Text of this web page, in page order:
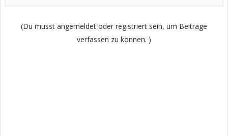
(Du musst angemeldet oder registriert sein, um Beiträge
verfassen zu können. )